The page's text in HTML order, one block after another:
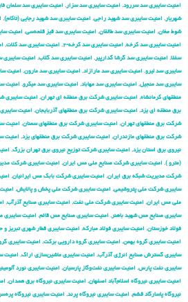
امنیت سایبری سد سررود, امنیت سایبری سد سزار , امنیت سایبری سد سلمان
شهریار , امنیت سایبری سد شهید راجی, امنیت سایبری سد شهید رجایی (تاکام),
شوط مغان, امنیت سایبری سد طالقان, امنیت سایبری سد قیز قلعه‌سی, امنیت
امنیت سایبری سد کرخه, امنیت سایبری سد کرخه-۲ , امنیت سایبری سد کلات,
سفلا, امنیت سایبری سد گرشا گدارپیر , امنیت سایبری سد گلاب, امنیت سایبری
سایبری سد لیرو, امنیت سایبری سد مارازاد, امنیت سایبری سد مارون, امنیت
سایبری سد منجیل, امنیت سایبری سد مهاباد, امنیت سایبری سد میکرو, امنیت
منطقهای كرمانشاه, امنیت سایبری شركت برق منطقه ای تهران, امنیت سایبری
برق منطقه ای یزد, امنیت سایبری شركت برق منطقهای آذربایجان, امنیت
شركت برق منطقهای تهران, امنیت سایبری شركت برق منطقهای سمنان, امنیت
شركت برق منطقهای مازندران, امنیت سایبری شركت برق منطقهای یزد, امنیت
نیروی برق استان یزد, امنیت سایبری شركت توزیع نیروی برق تهران بزرگ,
(مترو ), امنیت سایبری شركت صنایع ملی مس ایران, امنیت سایبری شركت
شركت مدیریت شبكه برق ایران, امنیت سایبری شرکت بابک مس ایرانیان,
سایبری شرکت ملی پتروشیمی, امنیت سایبری شرکت ملی پخش و پالایش,
ملی مس ایران, امنیت سایبری شرکت ملی نفت, امنیت سایبری صنایع آذرآب,
سایبری صنایع مس شهید باهنر , امنیت سایبری صنایع مس قائم, امنیت سایبری
فولاد خوزستان, امنیت سایبری فولاد مبارکه, امنیت سایبری قطار شهری تبریز و
امنیت سایبری گروه بهمن, امنیت سایبری گروه دارویی برکت, امنیت سایبری
سایبری گسترش صنایع انرژی آذرآب, امنیت سایبری ماشین‌سازی اراک, امنیت
سایبری نفت پارس, امنیت سایبری نفت‌وگاز پارسیان, امنیت سایبری نورد
امنیت سایبری نیروگاه اسلام‌آباد اصفهان, امنیت سایبری نیروگاه برق همدان,
نیروگاه پاسارگاد قشم, امنیت سایبری نیروگاه پرند, امنیت سایبری نیروگاه پره‌سر